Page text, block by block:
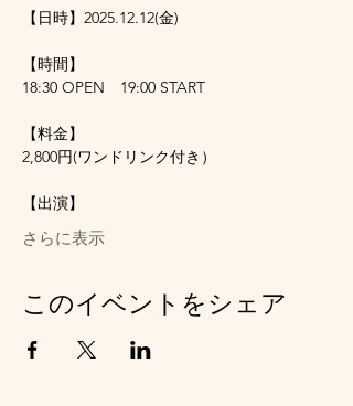
【日時】2025.12.12(金)
【時間】
18:30 OPEN　19:00 START
【料金】
2,800円(ワンドリンク付き）
【出演】
さらに表示
このイベントをシェア